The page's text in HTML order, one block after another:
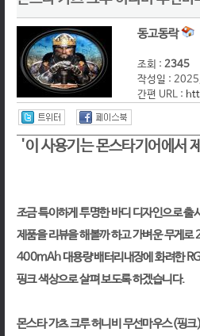
동고동락
조회 : 2345
작성일 :
간편 URL :
'이 사용기는 몬스타기어에서
조금 특이하게 투명한 바디 디자인으로 출
제품을 리뷰을 해볼까 하고 가벼운 무게
400mAh 대용량 배터리내장에 화려한
핑크 색상으로 살펴 보도록 하겠습니다.
몬스타 가츠 크루 허니비 무선마우스(핑